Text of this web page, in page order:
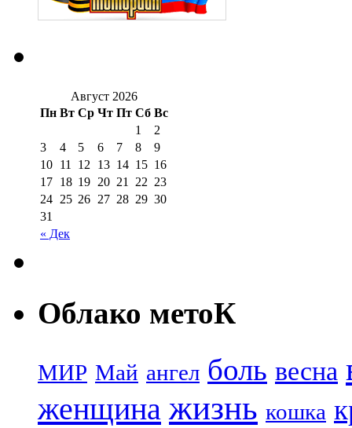
Август 2026
Пн Вт Ср Чт Пт Сб Вс
« Дек
1
2
3
4 5 6 7 8
9
10 11 12 13 14 15 16
17 18 19 20 21 22 23
24 25 26 27 28 29 30
31
Облако метоК
МИР Май ангел боль весна
женщина жизнь кошка